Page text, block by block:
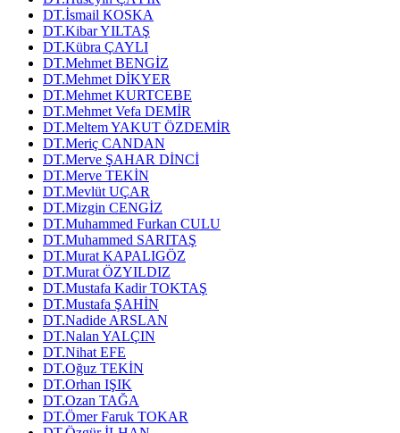
DT.İsmail KOSKA
DT.Kibar YILTAŞ
DT.Kübra ÇAYLI
DT.Mehmet BENGİZ
DT.Mehmet DİKYER
DT.Mehmet KURTCEBE
DT.Mehmet Vefa DEMİR
DT.Meltem YAKUT ÖZDEMİR
DT.Meriç CANDAN
DT.Merve ŞAHAR DİNCİ
DT.Merve TEKİN
DT.Mevlüt UÇAR
DT.Mizgin CENGİZ
DT.Muhammed Furkan CULU
DT.Muhammed SARITAŞ
DT.Murat KAPALIGÖZ
DT.Murat ÖZYILDIZ
DT.Mustafa Kadir TOKTAŞ
DT.Mustafa ŞAHİN
DT.Nadide ARSLAN
DT.Nalan YALÇIN
DT.Nihat EFE
DT.Oğuz TEKİN
DT.Orhan IŞIK
DT.Ozan TAĞA
DT.Ömer Faruk TOKAR